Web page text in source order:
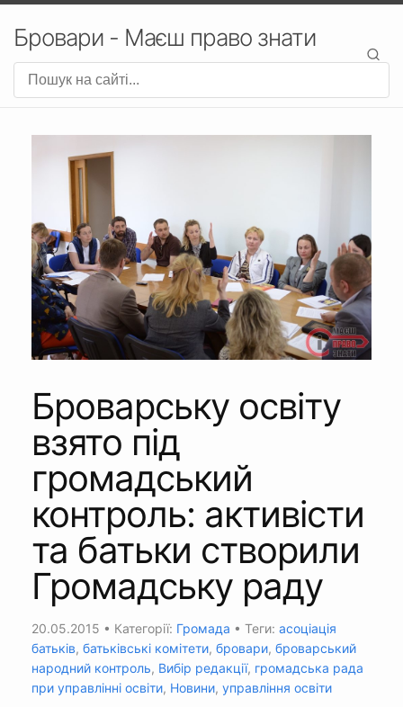
Бровари - Маєш право знати
Броварську освіту
взято під
громадський
контроль: активісти
та батьки створили
Громадську раду
20.05.2015 • Категорії: Громада • Теги: асоціація
батьків, батьківські комітети, бровари, броварський
народний контроль, Вибір редакції, громадська рада
при управлінні освіти, Новини, управління освіти